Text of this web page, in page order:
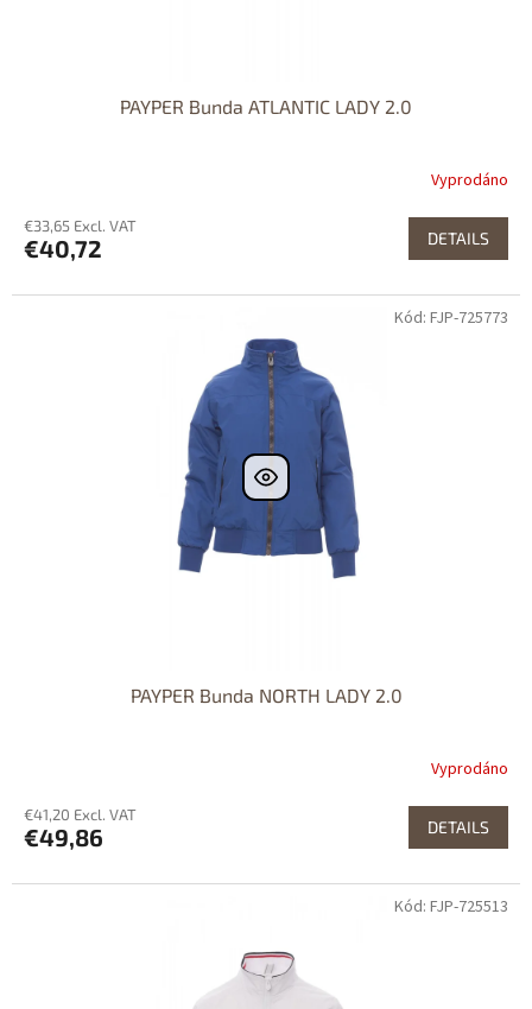
PAYPER Bunda ATLANTIC LADY 2.0
Vyprodáno
€33,65 Excl. VAT
€40,72 DETAILS
PAYPER Bunda NORTH LADY 2.0
Vyprodáno
€41,20 Excl. VAT
€49,86 DETAILS
Kód: FJP-725773
Kód: FJP-725513